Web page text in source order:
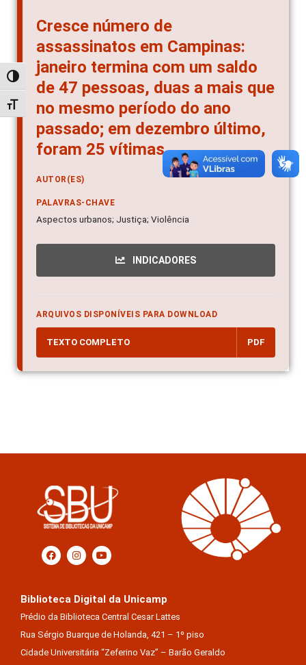
Alternar alto contraste
Alternar tamanho da fonte
Cresce número de
assassinatos em Campinas:
janeiro termina com um saldo
de 47 pessoas, duas a mais que
no mesmo período do ano
passado; em dezembro último,
foram 25 vítimas
AUTOR(ES)
PALAVRAS-CHAVE
Aspectos urbanos; Justiça; Violência
INDICADORES
ARQUIVOS DISPONÍVEIS PARA DOWNLOAD
TEXTO COMPLETO PDF
Biblioteca Digital da Unicamp
Prédio da Biblioteca Central Cesar Lattes
Rua Sérgio Buarque de Holanda, 421 – 1º piso
Cidade Universitária “Zeferino Vaz” – Barão Geraldo